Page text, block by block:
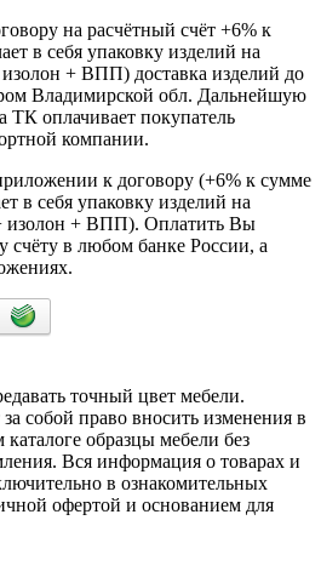
на расчётный счёт +6% к
в себя упаковку изделий на
+ ВПП) доставка изделий до
Владимирской обл. Дальнейшую
ТК оплачивает покупатель
компании.
к договору (+6% к сумме
в себя упаковку изделий на
изолон + ВПП). Оплатить Вы
счёту в любом банке России, а
точный цвет мебели.
собой право вносить изменения в
образцы мебели без
Вся информация о товарах и
в ознакомительных
офертой и основанием для